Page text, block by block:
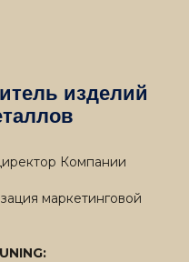
изделий
Компании
маркетинговой